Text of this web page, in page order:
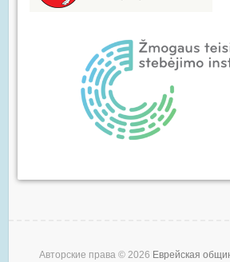
Авторские права © 2026 Еврейская